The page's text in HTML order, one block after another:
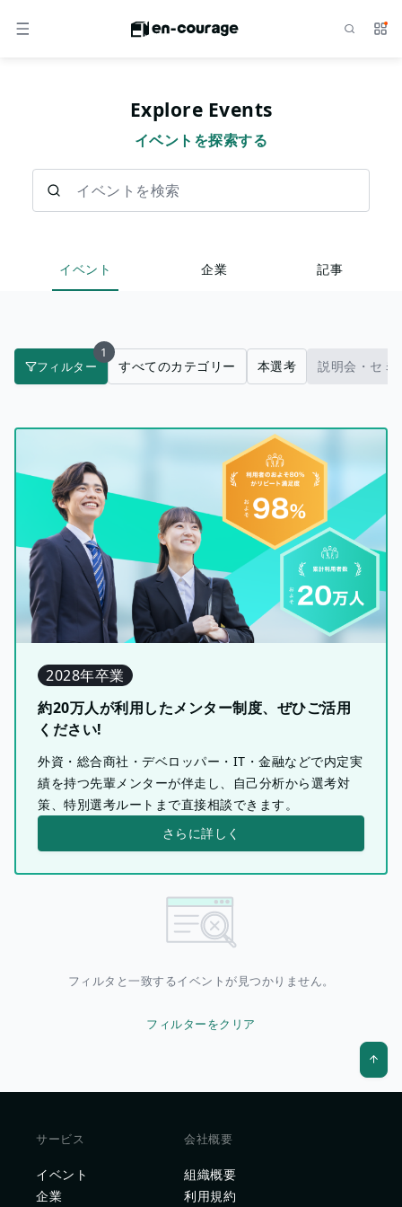
メニュー サ
Explore Events
イベントを探索する
イベント 企業 記事
フィルター
1
すべてのカテゴリー 本選考 説明会・セミ
2028年卒業
約20万人が利用したメンター制度、ぜひご活用
ください!
外資・総合商社・デベロッパー・IT・金融などで内定実
績を持つ先輩メンターが伴走し、自己分析から選考対
策、特別選考ルートまで直接相談できます。
さらに詳しく
フィルタと一致するイベントが見つかりません。
フィルターをクリア
サービス
イベント
企業
会社概要
組織概要
利用規約